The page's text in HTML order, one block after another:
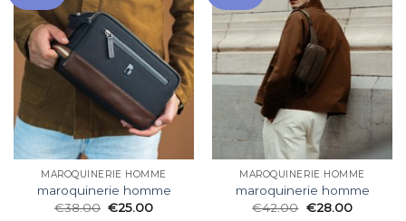
MAROQUINERIE HOMME
maroquinerie homme
€38.00 €25.00
MAROQUINERIE HOMME
maroquinerie homme
€42.00 €28.00